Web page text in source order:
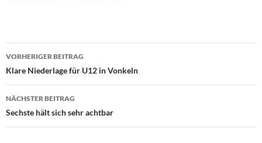
Beitragsnavigation
VORHERIGER BEITRAG
Klare Niederlage für U12 in Vonkeln
NÄCHSTER BEITRAG
Sechste hält sich sehr achtbar